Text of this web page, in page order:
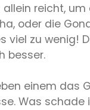
reicht, um
oder die
zu wenig!
besser.
einem das
Was schade